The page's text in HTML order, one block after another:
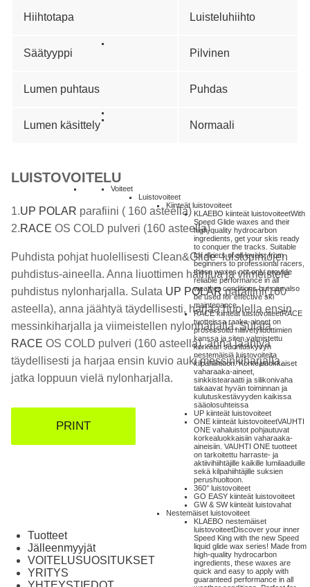
Voiteet
Luistovoiteet
Kiinteät luistovoiteet
KLAEBO kiinteät luistovoiteetWith
Speed Glide waxes and their
high-quality hydrocarbon
ingredients, get your skis ready
to conquer the tracks. Suitable
for skiers of all levels, from
beginners to professional racers,
these waxes not only provide
reliable performance in all
weather conditions but can also
be used for effective ski
maintenance.
RACE kiinteät luistovoiteetRACE
tuotteissa raaka-aineet on
prosessoitu hiilivetyliuottimien
kanssa ja siten valmistettu
korkean suorituskyvyn
nestemäisiä luistovoiteita
kilpahiihtoon. Korkealuokkaiset
vaharaaka-aineet,
sinkkistearaatti ja silikonivaha
takaavat hyvän toiminnan ja
kulutuskestävyyden kaikissa
sääolosuhteissa
UP kiinteät luistovoiteet
ONE kiinteät luistovoiteetVAUHTI
ONE vahaluistot pohjautuvat
korkealuokkaisiin vaharaaka-
aineisiin. VAUHTI ONE tuotteet
on tarkoitettu harraste- ja
aktiivihiihtäjille kaikille lumilaaduille
sekä kilpahiihtäjille suksien
perushuoltoon.
360° luistovoiteet
GO EASY kiinteät luistovoiteet
GW & SW kiinteät luistovahat
Nestemäiset luistovoiteet
KLAEBO nestemäiset
luistovoiteetDiscover your inner
Speed King with the new Speed
liquid glide wax series! Made from
high-quality hydrocarbon
ingredients, these waxes are
quick and easy to apply with
guaranteed performance in all
Hiihtotapa Luisteluhiihto
Säätyyppi Pilvinen
Lumen puhtaus Puhdas
Lumen käsittely Normaali
LUISTOVOITELU
1.UP POLAR parafiini ( 160 asteella)
2.RACE OS COLD pulveri (160 asteella)
Puhdista pohjat huolellisesti Clean&Glide -luistopintojen
puhdistus-aineella. Anna liuottimen haihtua ja viimeistele
puhdistus nylonharjalla. Sulata UP POLARparafiini(160
asteella), anna jäähtyä täydellisesti, harjaa huolella ensin
messinkiharjalla ja viimeistellen nylonharjalla. Sulata
RACE OS COLD pulveri (160 asteella), anna jäähtyä
täydellisesti ja harjaa ensin kuvio auki messinkiharjalla,
jatka loppuun vielä nylonharjalla.
PRINT
Tuotteet
Jälleenmyyjät
VOITELUSUOSITUKSET
YRITYS